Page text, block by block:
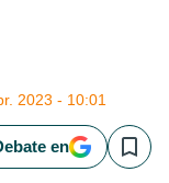
2023 - 10:01
en Save